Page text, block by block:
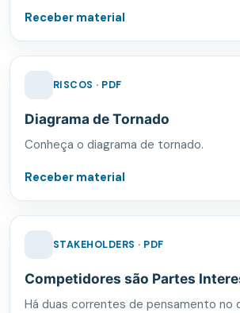
Receber material
RISCOS · PDF
Diagrama de Tornado
Conheça o diagrama de tornado.
Receber material
STAKEHOLDERS · PDF
Competidores são Partes
Há duas correntes de pensamento no